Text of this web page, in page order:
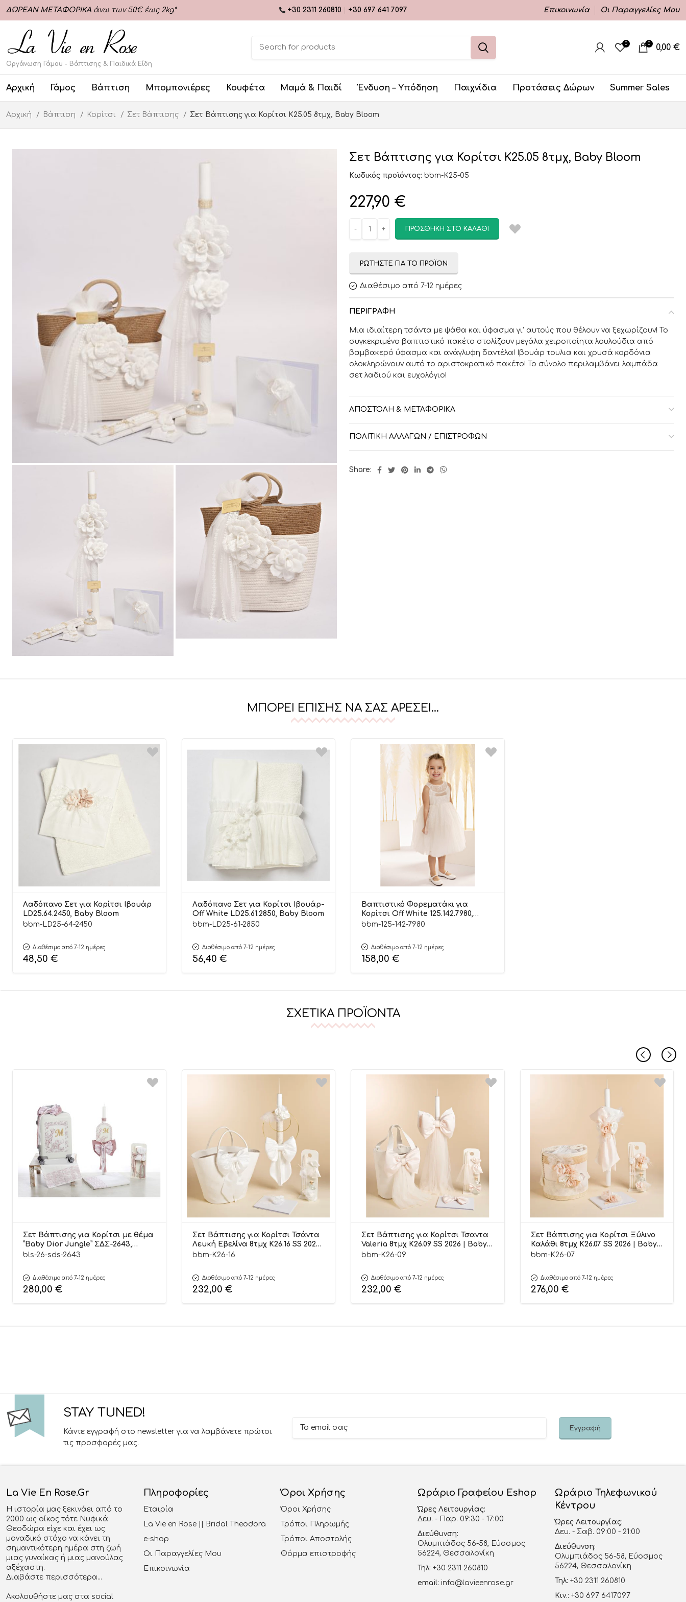
ΔΩΡΕΑΝ ΜΕΤΑΦΟΡΙΚΑ άνω των 50€ έως 2kg* +30 2311 260810 +30 697 641 7097 Επικοινωνία Οι Παραγγελίες Μου
Οργάνωση Γάμου - Βάπτισης & Παιδικά Είδη
0 0 0,00 €
Αρχική Γάμος Βάπτιση Μπομπονιέρες Κουφέτα Μαμά & Παιδί Ένδυση – Υπόδηση Παιχνίδια Προτάσεις Δώρων Summer Sales
Αρχική Βάπτιση Κορίτσι Σετ Βάπτισης Σετ Βάπτισης για Κορίτσι K25.05 8τμχ, Baby Bloom
Σετ Βάπτισης για Κορίτσι K25.05 8τμχ, Baby Bloom
Κωδικός προϊόντος: bbm-K25-05
227,90 €
ΠΡΟΣΘΉΚΗ ΣΤΟ ΚΑΛΆΘΙ
ΡΩΤΉΣΤΕ ΓΙΑ ΤΟ ΠΡΟΪΌΝ
Διαθέσιμο από 7-12 ημέρες
ΠΕΡΙΓΡΑΦΉ
Μια ιδιαίτερη τσάντα με ψάθα και ύφασμα γι’ αυτούς που θέλουν να ξεχωρίζουν! Το
συγκεκριμένο βαπτιστικό πακέτο στολίζουν μεγάλα χειροποίητα λουλούδια από
βαμβακερό ύφασμα και ανάγλυφη δαντέλα! Ιβουάρ τουλια και χρυσά κορδόνια
ολοκληρώνουν αυτό το αριστοκρατικό πακέτο! Το σύνολο περιλαμβάνει λαμπάδα
σετ λαδιού και ευχολόγιο!
ΑΠΟΣΤΟΛΉ & ΜΕΤΑΦΟΡΙΚΆ
ΠΟΛΙΤΙΚΉ ΑΛΛΑΓΏΝ / ΕΠΙΣΤΡΟΦΏΝ
Share:
ΜΠΟΡΕΊ ΕΠΊΣΗΣ ΝΑ ΣΑΣ ΑΡΈΣΕΙ…
Λαδόπανο Σετ για Κορίτσι Ιβουάρ
LD25.64.2450, Baby Bloom
bbm-LD25-64-2450
Διαθέσιμο από 7-12 ημέρες
48,50 €
Λαδόπανο Σετ για Κορίτσι Ιβουάρ-
Off White LD25.61.2850, Baby Bloom
bbm-LD25-61-2850
Διαθέσιμο από 7-12 ημέρες
56,40 €
Βαπτιστικό Φορεματάκι για
Κορίτσι Off White 125.142.7980,
Baby Bloomω
bbm-125-142-7980
Διαθέσιμο από 7-12 ημέρες
158,00 €
ΣΧΕΤΙΚΆ ΠΡΟΪΌΝΤΑ
Σετ Βάπτισης για Κορίτσι με θέμα
“Baby Dior Jungle” ΣΔΣ-2643,
Bellissimo
bls-26-sds-2643
Διαθέσιμο από 7-12 ημέρες
280,00 €
Σετ Βάπτισης για Κορίτσι Τσάντα
Λευκή Εβελίνα 8τμχ K26.16 SS 2026 |
Baby Bloom
bbm-K26-16
Διαθέσιμο από 7-12 ημέρες
232,00 €
Σετ Βάπτισης για Κορίτσι Τσαντα
Valeria 8τμχ K26.09 SS 2026 | Baby
Bloom
bbm-K26-09
Διαθέσιμο από 7-12 ημέρες
232,00 €
Σετ Βάπτισης για Κορίτσι Ξύλινο
Καλάθι 8τμχ K26.07 SS 2026 | Baby
Bloom
bbm-K26-07
Διαθέσιμο από 7-12 ημέρες
276,00 €
STAY TUNED!
Κάντε εγγραφή στο newsletter για να λαμβάνετε πρώτοι
τις προσφορές μας.
La Vie En Rose.gr
Η ιστορία μας ξεκινάει από το
2000 ως οίκος τότε Νυφικά
Θεοδώρα είχε και έχει ως
μοναδικό στόχο να κάνει τη
σημαντικότερη ημέρα στη ζωή
μιας γυναίκας ή μιας μανούλας
αξέχαστη.
Διαβάστε περισσότερα...
Ακολουθήστε μας στα social
Πληροφορίες
Εταιρία
La Vie en Rose || Bridal Theodora
e-shop
Οι Παραγγελίες Μου
Επικοινωνία
Όροι Χρήσης
Όροι Χρήσης
Τρόποι Πληρωμής
Τρόποι Αποστολής
Φόρμα επιστροφής
Ωράριο Γραφείου Eshop
Ώρες Λειτουργίας:
Δευ. - Παρ. 09:30 - 17:00
Διεύθυνση:
Ολυμπιάδος 56-58, Εύοσμος
56224, Θεσσαλονίκη
Τηλ: +30 2311 260810
email: info@lavieenrose.gr
Ωράριο Τηλεφωνικού
Κέντρου
Ώρες Λειτουργίας:
Δευ. - Σαβ. 09:00 - 21:00
Διεύθυνση:
Ολυμπιάδος 56-58, Εύοσμος
56224, Θεσσαλονίκη
Τηλ: +30 2311 260810
Κιν.: +30 697 6417097